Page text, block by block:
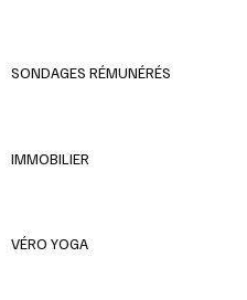
SONDAGES RÉMUNÉRÉS
IMMOBILIER
VÉRO YOGA